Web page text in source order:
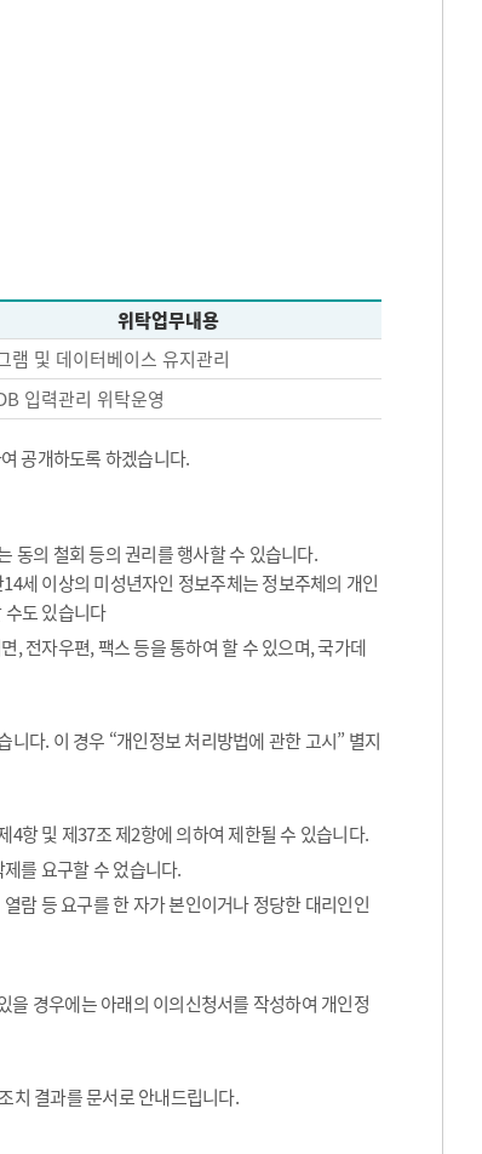
위탁업무내용
램 및 데이터베이스 유지관리
입력관리 위탁운영
공개하도록 하겠습니다.
동의 철회 등의 권리를 행사할 수 있습니다.
세 이상의 미성년자인 정보주체는 정보주체의 개인
도 있습니다
전자우편, 팩스 등을 통하여 할 수 있으며, 국가데
다. 이 경우 “개인정보 처리방법에 관한 고시” 별지
항 및 제37조 제2항에 의하여 제한될 수 있습니다.
를 요구할 수 었습니다.
람 등 요구를 한 자가 본인이거나 정당한 대리인인
을 경우에는 아래의 이의신청서를 작성하여 개인정
치 결과를 문서로 안내드립니다.